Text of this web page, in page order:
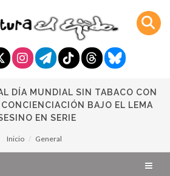
DÍA MUNDIAL SIN TABACO CON
BAJO EL LEMA
EN SERIE
Inicio General